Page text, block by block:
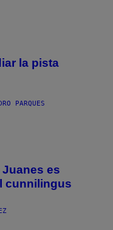
la pista
PARQUES
Juanes es
cunnilingus